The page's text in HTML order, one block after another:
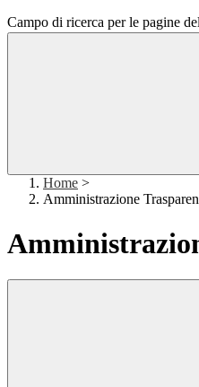
Campo di ricerca per le pagine
Home >
Amministrazione